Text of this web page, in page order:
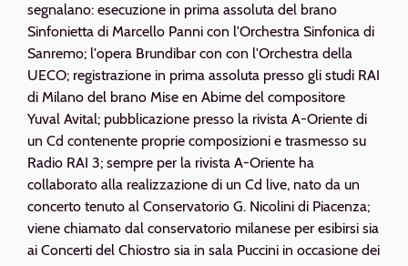
segnalano: esecuzione in prima assoluta del brano
Sinfonietta di Marcello Panni con l'Orchestra Sinfonica di
Sanremo; l'opera Brundibar con con l'Orchestra della
UECO; registrazione in prima assoluta presso gli studi RAI
di Milano del brano Mise en Abime del compositore
Yuval Avital; pubblicazione presso la rivista A-Oriente di
un Cd contenente proprie composizioni e trasmesso su
Radio RAI 3; sempre per la rivista A-Oriente ha
collaborato alla realizzazione di un Cd live, nato da un
concerto tenuto al Conservatorio G. Nicolini di Piacenza;
viene chiamato dal conservatorio milanese per esibirsi sia
ai Concerti del Chiostro sia in sala Puccini in occasione dei